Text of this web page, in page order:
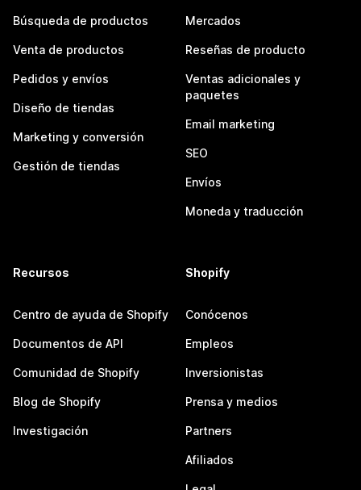
Búsqueda de productos
Venta de productos
Pedidos y envíos
Diseño de tiendas
Marketing y conversión
Gestión de tiendas
Mercados
Reseñas de producto
Ventas adicionales y
paquetes
Email marketing
SEO
Envíos
Moneda y traducción
Recursos
Centro de ayuda de Shopify
Documentos de API
Comunidad de Shopify
Blog de Shopify
Investigación
Shopify
Conócenos
Empleos
Inversionistas
Prensa y medios
Partners
Afiliados